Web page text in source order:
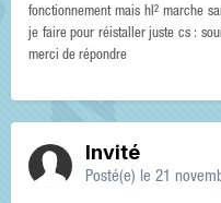
fonctionnement mais hl² marche
je faire pour réistaller juste cs :
merci de répondre
Invité
Posté(e) le 21